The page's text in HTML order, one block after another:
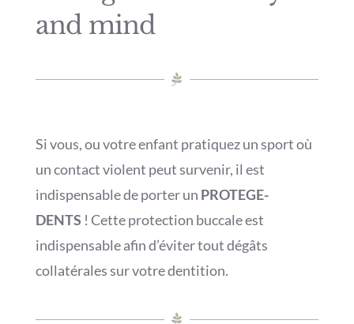
and mind
Si vous, ou votre enfant pratiquez un sport où
un contact violent peut survenir, il est
indispensable de porter un PROTEGE-
DENTS ! Cette protection buccale est
indispensable afin d’éviter tout dégâts
collatérales sur votre dentition.